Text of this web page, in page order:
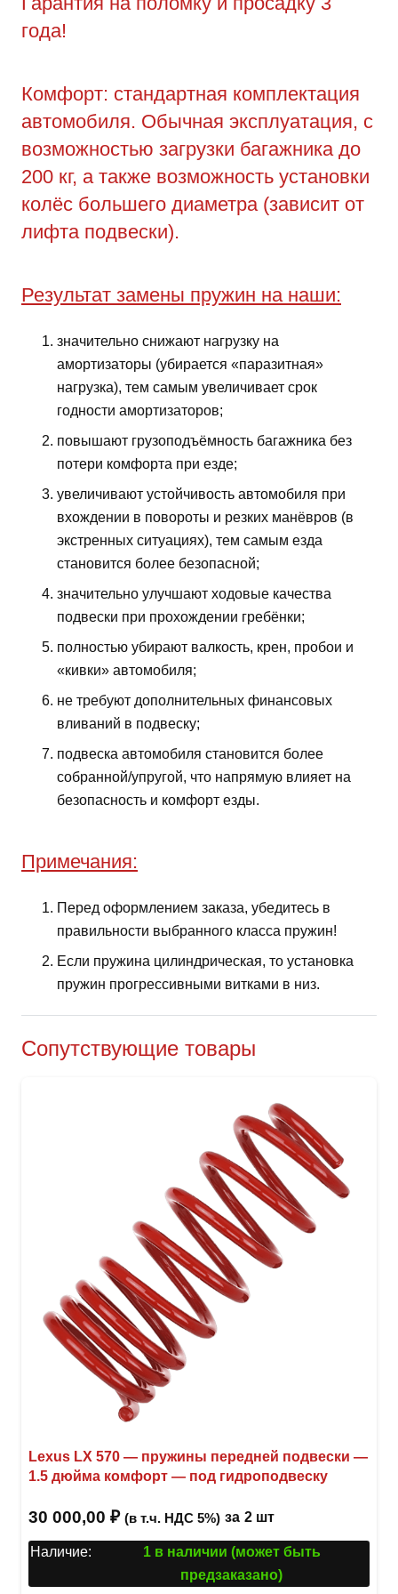
года!
Комфорт: стандартная комплектация
автомобиля. Обычная эксплуатация, с
возможностью загрузки багажника до
200 кг, а также возможность установки
колёс большего диаметра (зависит от
лифта подвески).
Результат замены пружин на наши:
значительно снижают нагрузку на
амортизаторы (убирается «паразитная»
нагрузка), тем самым увеличивает срок
годности амортизаторов;
повышают грузоподъёмность багажника без
потери комфорта при езде;
увеличивают устойчивость автомобиля при
вхождении в повороты и резких манёвров (в
экстренных ситуациях), тем самым езда
становится более безопасной;
значительно улучшают ходовые качества
подвески при прохождении гребёнки;
полностью убирают валкость, крен, пробои и
«кивки» автомобиля;
не требуют дополнительных финансовых
вливаний в подвеску;
подвеска автомобиля становится более
собранной/упругой, что напрямую влияет на
безопасность и комфорт езды.
Примечания:
Перед оформлением заказа, убедитесь в
правильности выбранного класса пружин!
Если пружина цилиндрическая, то установка
пружин прогрессивными витками в низ.
Сопутствующие товары
Lexus LX 570 — пружины передней подвески —
1.5 дюйма комфорт — под гидроподвеску
30 000,00 ₽ (в т.ч. НДС 5%) за 2 шт
Наличие:
1 в наличии (может быть
предзаказано)